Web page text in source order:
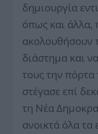
δημιουργία
όπως και άλλα,
ακολουθήσουν
διάστημα και
τους την
στέγασε επί
τη Νέα
ανοικτά όλα τα